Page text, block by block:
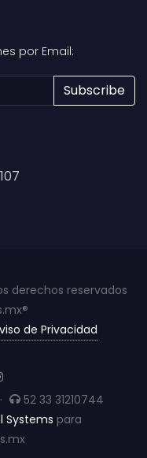
por Email:
derechos reservados
de Privacidad
·
52 33 31210744
Systems para